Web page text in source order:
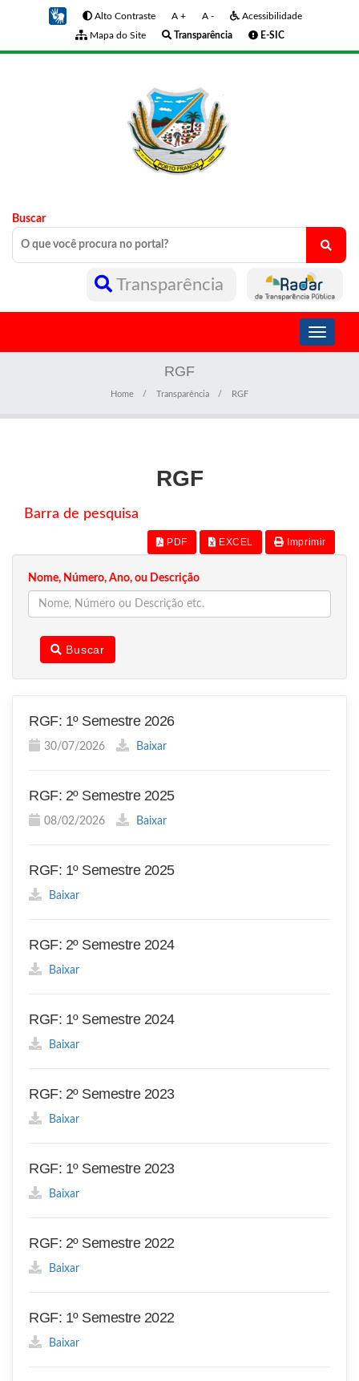
Alto Contraste A + A -
Acessibilidade
Mapa do Site
Transparência E-SIC
Buscar
Transparência
Toggle
RGF
Home Transparência RGF
RGF
Barra de pesquisa
PDF EXCEL Imprimir
Nome, Número, Ano, ou Descrição
Buscar
RGF: 1º Semestre 2026
30/07/2026 Baixar
RGF: 2º Semestre 2025
08/02/2026 Baixar
RGF: 1º Semestre 2025
Baixar
RGF: 2º Semestre 2024
Baixar
RGF: 1º Semestre 2024
Baixar
RGF: 2º Semestre 2023
Baixar
RGF: 1º Semestre 2023
Baixar
RGF: 2º Semestre 2022
Baixar
RGF: 1º Semestre 2022
Baixar